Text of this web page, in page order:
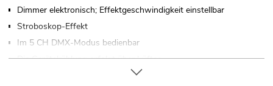
Dimmer elektronisch; Effektgeschwindigkeit einstellbar
Stroboskop-Effekt
Im 5 CH DMX-Modus bedienbar
Die Gerätekühlung erfolgt über Lüfter
Ansteuerbar über Stand-alone; DMX; Musiksteuerung über